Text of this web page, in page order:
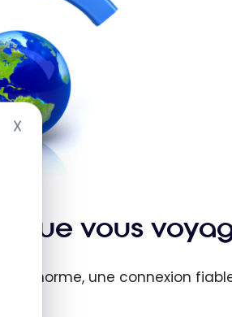
XMasquer le bandeau des
vous
la norme, une connexion